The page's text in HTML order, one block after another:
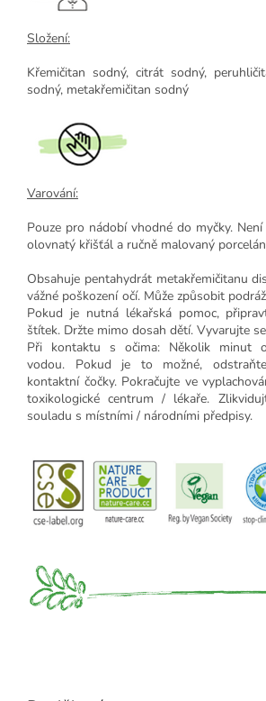
Složení:
Křemičitan sodný, citrát sodný,
sodný, metakřemičitan sodný
Varování:
Pouze pro nádobí vhodné do myčky.
olovnatý křišťál a ručně malovaný
Obsahuje pentahydrát metakřemičitanu
vážné poškození očí. Může způsobit
Pokud je nutná lékařská pomoc,
štítek. Držte mimo dosah dětí. Vyvarujte
Při kontaktu s očima: Několik minut
vodou. Pokud je to možné,
kontaktní čočky. Pokračujte ve
toxikologické centrum / lékaře.
souladu s místními / národními předpisy.